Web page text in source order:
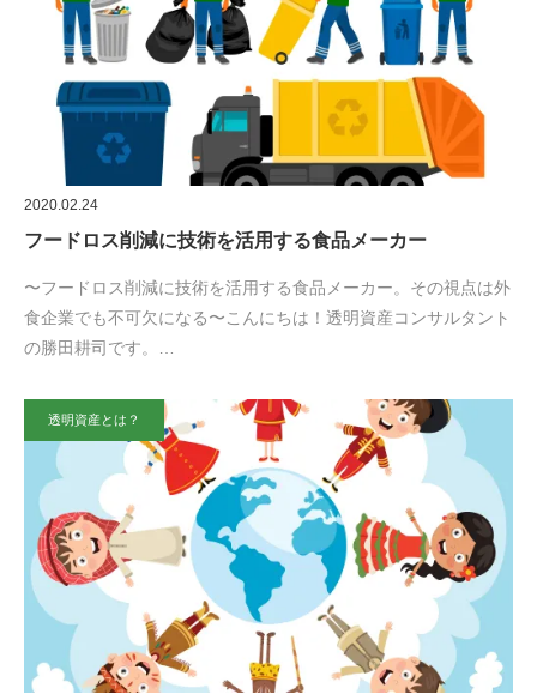
2020.02.24
フードロス削減に技術を活用する食品メーカー
〜フードロス削減に技術を活用する食品メーカー。その視点は外
食企業でも不可欠になる〜こんにちは！透明資産コンサルタント
の勝田耕司です。…
透明資産とは？